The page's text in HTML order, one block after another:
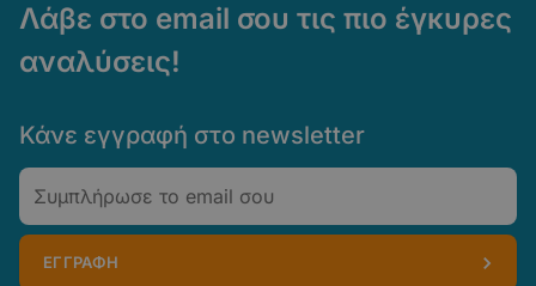
Λάβε στο email σου τις πιο έγκυρες
αναλύσεις!
Κάνε εγγραφή στο newsletter
Email
ΕΓΓΡΑΦΗ